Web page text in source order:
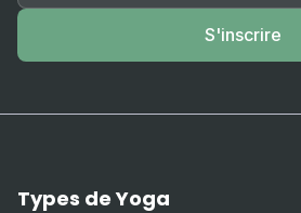
S'inscrire
Types de Yoga